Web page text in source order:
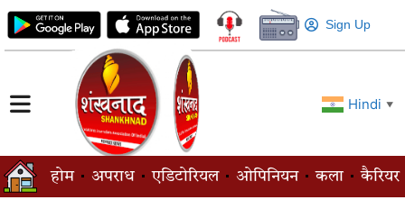
Sign Up
Hindi ▼
होम अपराध एडिटोरियल ओपिनियन कला कैरियर